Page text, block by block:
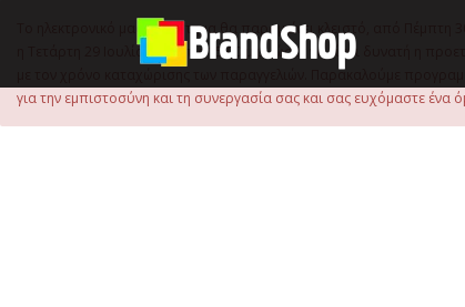
Το ηλεκτρονικό μας κατάστημα θα παραμείνει κλειστό, από
η Τετάρτη 29 Ιουλίου, έως τις 15:00 μ.μ., ώστε να είναι δυνατή η
με τον χρόνο καταχώρισης των παραγγελιών. Παρακαλούμε
για την εμπιστοσύνη και τη συνεργασία σας και σας ευχόμαστε ένα